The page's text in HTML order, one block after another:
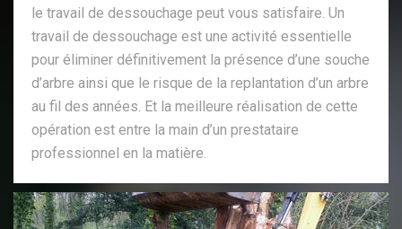
le travail de dessouchage peut vous satisfaire. Un
travail de dessouchage est une activité essentielle
pour éliminer définitivement la présence d’une souche
d’arbre ainsi que le risque de la replantation d’un arbre
au fil des années. Et la meilleure réalisation de cette
opération est entre la main d’un prestataire
professionnel en la matière.